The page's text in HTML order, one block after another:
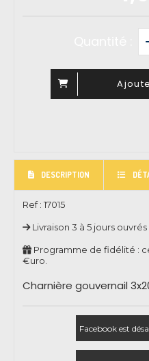
DESCRIPTION
Ref : 17015
Livraison 3 à 5 jours ouvrés
Programme de fidélité :
€uro.
Charnière gouvernail
Facebook est